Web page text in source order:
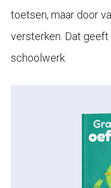
toetsen, maar door
versterken. Dat
schoolwerk.